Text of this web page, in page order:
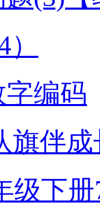
编码
旗伴成
级下册